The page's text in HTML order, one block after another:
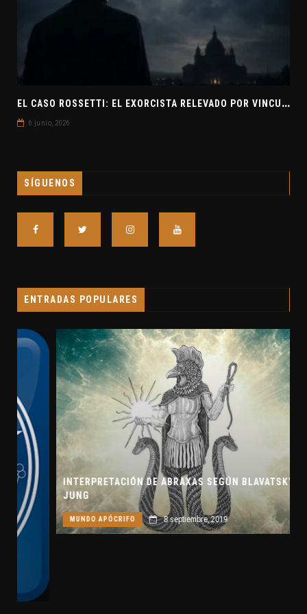
E
L CASO ROSSETTI: EL EXORCISTA RELEVADO POR VINCULAR OVNIS Y DEMONIOS
6 junio, 2026
SÍGUENOS
ENTRADAS POPULARES
INTERPRETACIÓN DE ABRAXAS SEGÚN BLAVATSKY Y
JUNG
MUNDO APÓCRIFO 8 septiembre, 2019